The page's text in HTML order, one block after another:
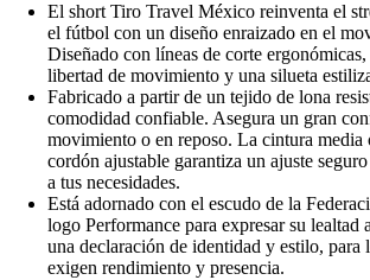
El short Tiro Travel México reinventa el
el fútbol con un diseño enraizado en el
Diseñado con líneas de corte ergonómicas,
libertad de movimiento y una silueta
Fabricado a partir de un tejido de lona
comodidad confiable. Asegura un gran
movimiento o en reposo. La cintura media
cordón ajustable garantiza un ajuste
a tus necesidades.
Está adornado con el escudo de la
logo Performance para expresar su lealtad
una declaración de identidad y estilo, para
exigen rendimiento y presencia.